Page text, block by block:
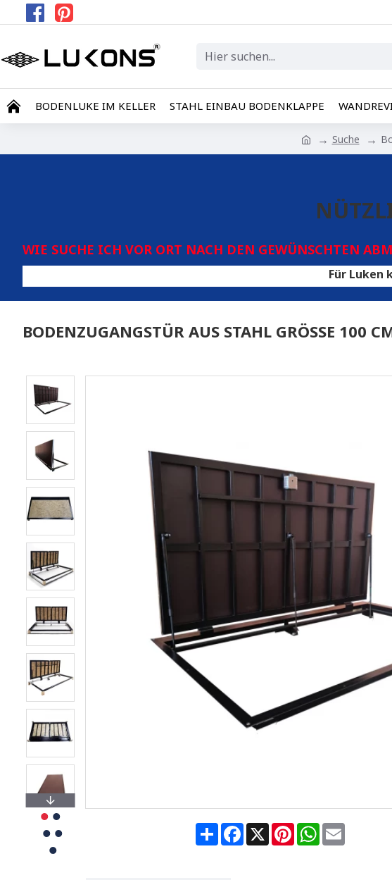
BODENLUKE IM KELLER STAHL EINBAU BODENKLAPPE
Suche
WIE SUCHE ICH VOR ORT NACH DEN GEWÜNSCHTEN
Für Luken kann
BODENZUGANGSTÜR AUS STAHL GRÖSSE 100
ShareFacebook
X PinterestWhatsApp
Email